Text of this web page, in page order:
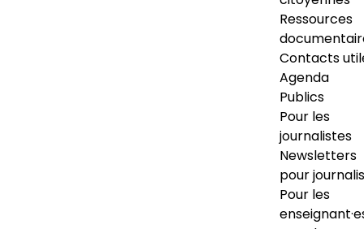
Ressources
Contacts
Agenda
Publics
Pour les
journalistes
Newsletters
pour
Pour les